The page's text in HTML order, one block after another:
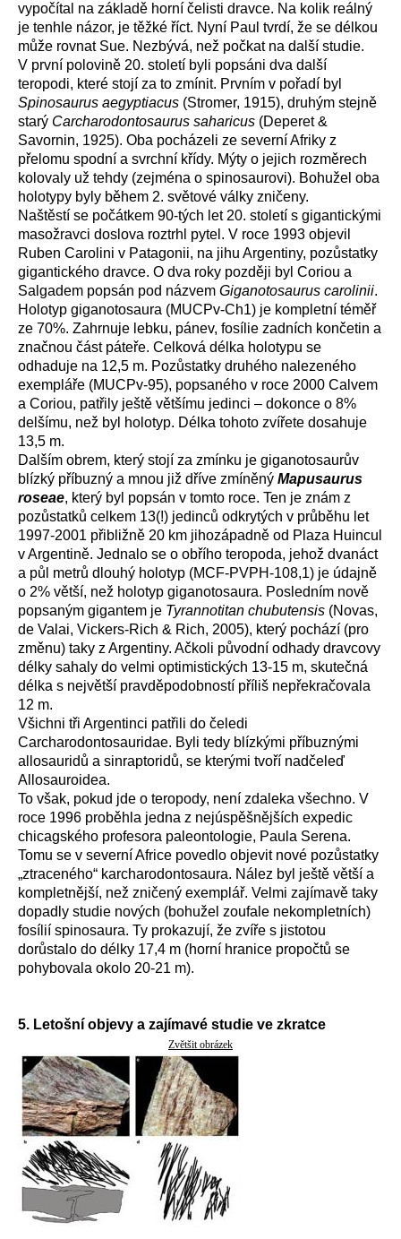
vypočítal na základě horní čelisti dravce. Na kolik reálný
je tenhle názor, je těžké říct. Nyní Paul tvrdí, že se délkou
může rovnat Sue. Nezbývá, než počkat na další studie.
V první polovině 20. století byli popsáni dva další
teropodi, které stojí za to zmínit. Prvním v pořadí byl
Spinosaurus aegyptiacus (Stromer, 1915), druhým stejně
starý Carcharodontosaurus saharicus (Deperet &
Savornin, 1925). Oba pocházeli ze severní Afriky z
přelomu spodní a svrchní křídy. Mýty o jejich rozměrech
kolovaly už tehdy (zejména o spinosaurovi). Bohužel oba
holotypy byly během 2. světové války zničeny.
Naštěstí se počátkem 90-tých let 20. století s gigantickými
masožravci doslova roztrhl pytel. V roce 1993 objevil
Ruben Carolini v Patagonii, na jihu Argentiny, pozůstatky
gigantického dravce. O dva roky později byl Coriou a
Salgadem popsán pod názvem Giganotosaurus carolinii.
Holotyp giganotosaura (MUCPv-Ch1) je kompletní téměř
ze 70%. Zahrnuje lebku, pánev, fosílie zadních končetin a
značnou část páteře. Celková délka holotypu se
odhaduje na 12,5 m. Pozůstatky druhého nalezeného
exempláře (MUCPv-95), popsaného v roce 2000 Calvem
a Coriou, patřily ještě většímu jedinci – dokonce o 8%
delšímu, než byl holotyp. Délka tohoto zvířete dosahuje
13,5 m.
Dalším obrem, který stojí za zmínku je giganotosaurův
blízký příbuzný a mnou již dříve zmíněný Mapusaurus
roseae, který byl popsán v tomto roce. Ten je znám z
pozůstatků celkem 13(!) jedinců odkrytých v průběhu let
1997-2001 přibližně 20 km jihozápadně od Plaza Huincul
v Argentině. Jednalo se o obřího teropoda, jehož dvanáct
a půl metrů dlouhý holotyp (MCF-PVPH-108,1) je údajně
o 2% větší, než holotyp giganotosaura. Posledním nově
popsaným gigantem je Tyrannotitan chubutensis (Novas,
de Valai, Vickers-Rich & Rich, 2005), který pochází (pro
změnu) taky z Argentiny. Ačkoli původní odhady dravcovy
délky sahaly do velmi optimistických 13-15 m, skutečná
délka s největší pravděpodobností příliš nepřekračovala
12 m.
Všichni tři Argentinci patřili do čeledi
Carcharodontosauridae. Byli tedy blízkými příbuznými
allosauridů a sinraptoridů, se kterými tvoří nadčeleď
Allosauroidea.
To však, pokud jde o teropody, není zdaleka všechno. V
roce 1996 proběhla jedna z nejúspěšnějších expedic
chicagského profesora paleontologie, Paula Serena.
Tomu se v severní Africe povedlo objevit nové pozůstatky
„ztraceného“ karcharodontosaura. Nález byl ještě větší a
kompletnější, než zničený exemplář. Velmi zajímavě taky
dopadly studie nových (bohužel zoufale nekompletních)
fosílií spinosaura. Ty prokazují, že zvíře s jistotou
dorůstalo do délky 17,4 m (horní hranice propočtů se
pohybovala okolo 20-21 m).
5. Letošní objevy a zajímavé studie ve zkratce
Zvětšit obrázek